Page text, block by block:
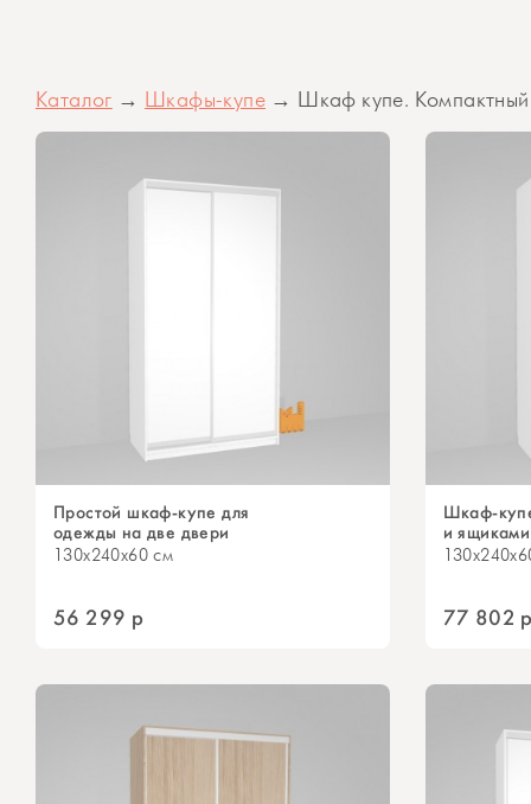
Каталог → Шкафы-купе → Шкаф купе.
Простой шкаф-купе для
одежды на две двери
130x240x60 см
56 299 р
Шкаф-
и ящиками
77 802